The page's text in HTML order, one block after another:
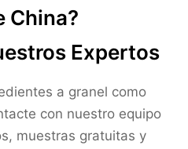
China?
Expertos
a granel como
con nuestro equipo
muestras gratuitas y